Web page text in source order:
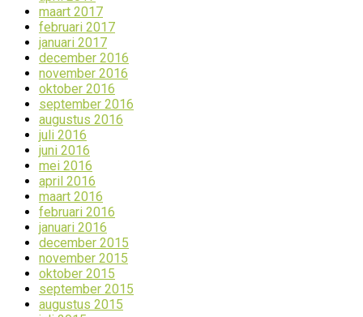
maart 2017
februari 2017
januari 2017
december 2016
november 2016
oktober 2016
september 2016
augustus 2016
juli 2016
juni 2016
mei 2016
april 2016
maart 2016
februari 2016
januari 2016
december 2015
november 2015
oktober 2015
september 2015
augustus 2015